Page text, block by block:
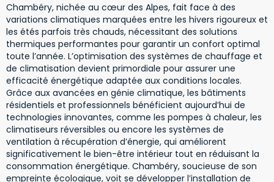
Chambéry, nichée au cœur des Alpes, fait face à des
variations climatiques marquées entre les hivers rigoureux et
les étés parfois très chauds, nécessitant des solutions
thermiques performantes pour garantir un confort optimal
toute l’année. L’optimisation des systèmes de chauffage et
de climatisation devient primordiale pour assurer une
efficacité énergétique adaptée aux conditions locales.
Grâce aux avancées en génie climatique, les bâtiments
résidentiels et professionnels bénéficient aujourd’hui de
technologies innovantes, comme les pompes à chaleur, les
climatiseurs réversibles ou encore les systèmes de
ventilation à récupération d’énergie, qui améliorent
significativement le bien-être intérieur tout en réduisant la
consommation énergétique. Chambéry, soucieuse de son
empreinte écologique, voit se développer l’installation de